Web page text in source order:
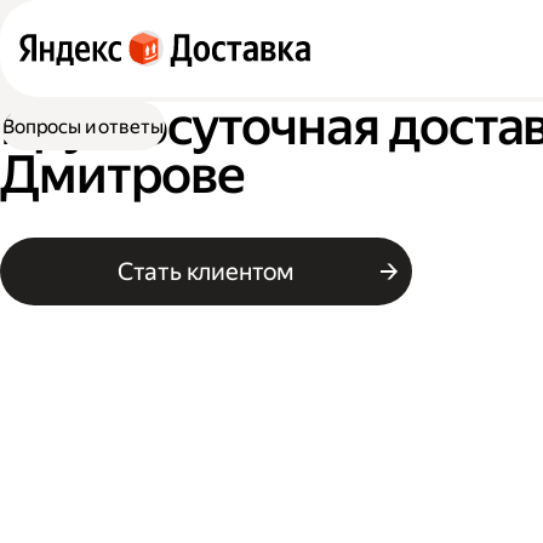
Круглосуточная
Дмитрове
Стать клиентом
Вопросы и ответы